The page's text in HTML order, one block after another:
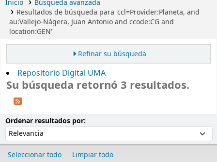
Inicio
Búsqueda avanzada
Resultados de búsqueda para 'ccl=Provider:Planeta, and
au:Vallejo-Nágera, Juan Antonio and ccode:CG and
location:GEN'
Refinar su búsqueda
Repositorio Digital UMA
Su búsqueda retornó 3 resultados.
Ordenar resultados por:
Seleccionar todo
Limpiar todo